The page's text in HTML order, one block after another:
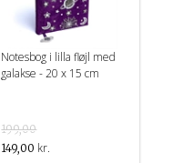
Notesbog i lilla fløjl med
galakse - 20 x 15 cm
199,00
149,00 kr.